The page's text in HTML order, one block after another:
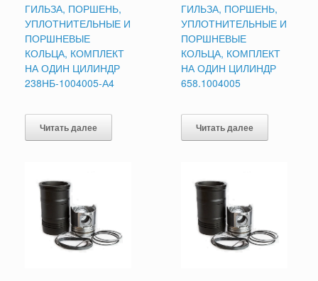
ГИЛЬЗА, ПОРШЕНЬ,
УПЛОТНИТЕЛЬНЫЕ И
ПОРШНЕВЫЕ
КОЛЬЦА, КОМПЛЕКТ
НА ОДИН ЦИЛИНДР
238НБ-1004005-А4
Читать далее
ГИЛЬЗА, ПОРШЕНЬ,
УПЛОТНИТЕЛЬНЫЕ И
ПОРШНЕВЫЕ
КОЛЬЦА, КОМПЛЕКТ
НА ОДИН ЦИЛИНДР
658.1004005
Читать далее